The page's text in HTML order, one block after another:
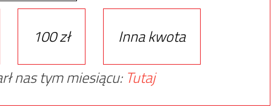
100 zł
Inna kwota
nas tym miesiącu: Tutaj